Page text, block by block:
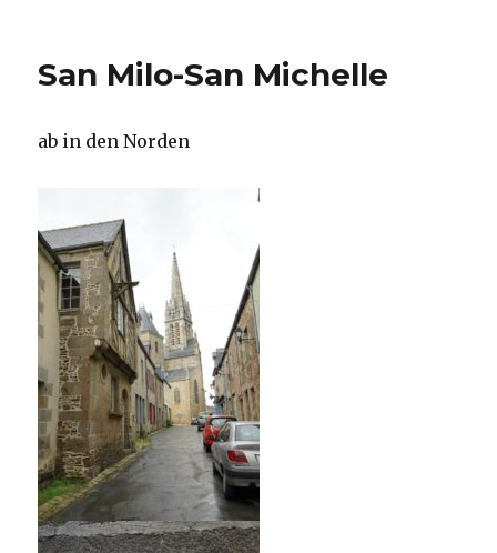
San Milo-San Michelle
ab in den Norden